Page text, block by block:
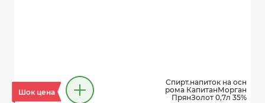
Шок цена
Спирт.напиток на осн
рома КапитанМорган
ПрянЗолот 0,7л 35%